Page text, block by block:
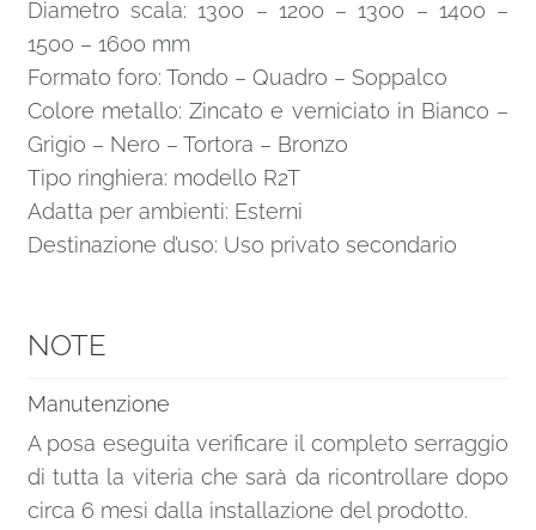
Diametro scala: 1300 – 1200 – 1300 – 1400 –
1500 – 1600 mm
Formato foro: Tondo – Quadro – Soppalco
Colore metallo: Zincato e verniciato in Bianco –
Grigio – Nero – Tortora – Bronzo
Tipo ringhiera: modello R2T
Adatta per ambienti: Esterni
Destinazione d’uso: Uso privato secondario
NOTE
Manutenzione
A posa eseguita verificare il completo serraggio
di tutta la viteria che sarà da ricontrollare dopo
circa 6 mesi dalla installazione del prodotto.